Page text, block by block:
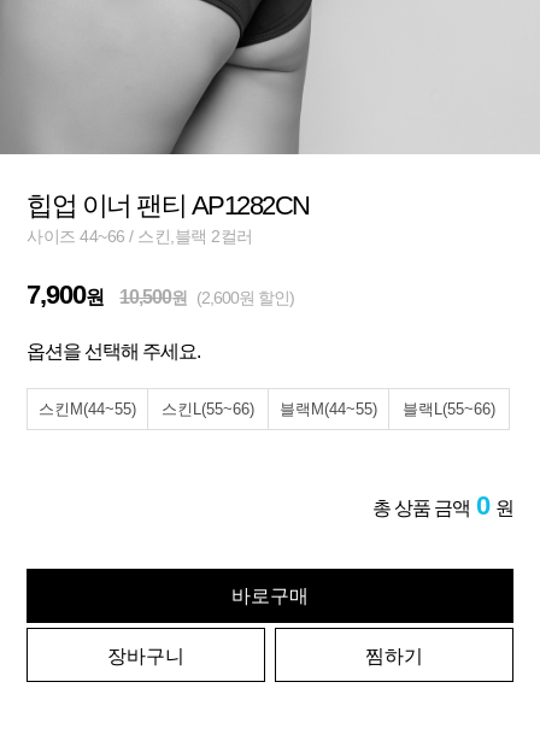
힙업 이너 팬티 AP1282CN
사이즈 44~66 / 스킨,블랙 2컬러
7,900원 10,500원 (2,600원 할인)
옵션을 선택해 주세요.
스킨M(44~55) 스킨L(55~66) 블랙M(44~55) 블랙L(55~66)
총 상품 금액 0 원
바로구매
장바구니 찜하기